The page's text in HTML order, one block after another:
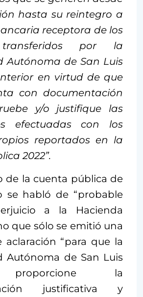
hasta su reintegro a
receptora de los
transferidos por la
Autónoma de San Luis
en virtud de que
con documentación
y/o justifique las
efectuadas con los
reportados en la
2022”.
de la cuenta pública de
se habló de “probable
a la Hacienda
que sólo se emitió una
aclaración “para que la
Autónoma de San Luis
proporcione la
justificativa y